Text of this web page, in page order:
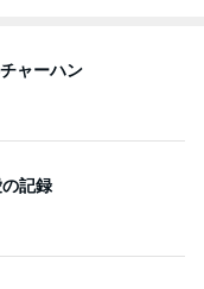
ャーハン
記録